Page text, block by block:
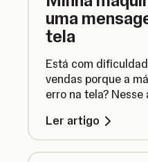
uma
tela
Está com
vendas porque a
erro na tela?
Ler artigo